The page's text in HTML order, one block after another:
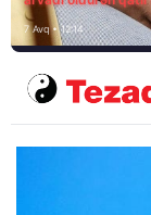
SON DƏQİQƏ
7 Avq • 12:14